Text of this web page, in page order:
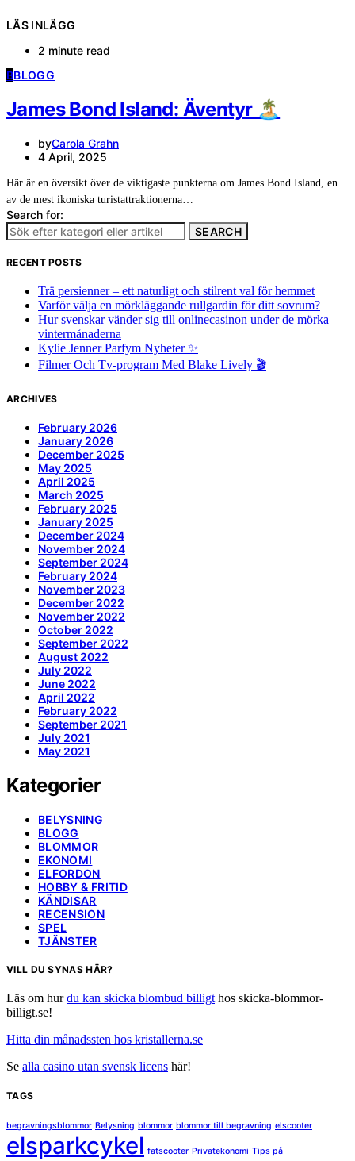
LÄS INLÄGG
2 minute read
BBLOGG
James Bond Island: Äventyr 🏝️
byCarola Grahn
4 April, 2025
Här är en översikt över de viktigaste punkterna om James Bond Island, en
av de mest ikoniska turistattraktionerna…
Search for:
SEARCH
RECENT POSTS
Trä persienner – ett naturligt och stilrent val för hemmet
Varför välja en mörkläggande rullgardin för ditt sovrum?
Hur svenskar vänder sig till onlinecasinon under de mörka
vintermånaderna
Kylie Jenner Parfym Nyheter ✨
Filmer Och Tv-program Med Blake Lively 🎬
ARCHIVES
February 2026
January 2026
December 2025
May 2025
April 2025
March 2025
February 2025
January 2025
December 2024
November 2024
September 2024
February 2024
November 2023
December 2022
November 2022
October 2022
September 2022
August 2022
July 2022
June 2022
April 2022
February 2022
September 2021
July 2021
May 2021
Kategorier
BELYSNING
BLOGG
BLOMMOR
EKONOMI
ELFORDON
HOBBY & FRITID
KÄNDISAR
RECENSION
SPEL
TJÄNSTER
VILL DU SYNAS HÄR?
Läs om hurdu kan skicka blombud billigt hos skicka-blommor-
billigt.se!
Hitta din månadssten hos kristallerna.se
Se alla casino utan svensk licens här!
TAGS
begravningsblommor Belysning blommor blommor till begravning elscooter
elsparkcykel fatscooter Privatekonomi Tips på